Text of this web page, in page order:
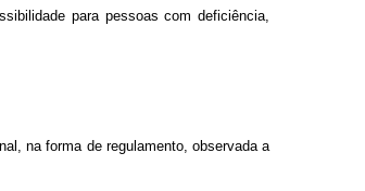
para pessoas com deficiência,
na forma de regulamento, observada a